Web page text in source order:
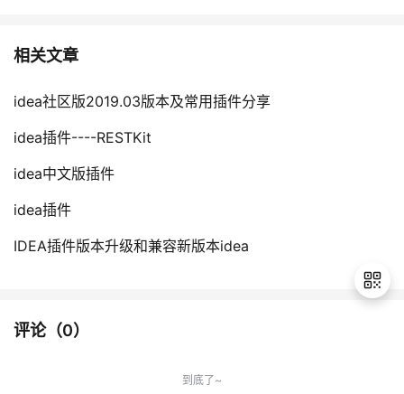
相关文章
idea社区版2019.03版本及常用插件分享
idea插件----RESTKit
idea中文版插件
idea插件
IDEA插件版本升级和兼容新版本idea
评论（0）
到底了~